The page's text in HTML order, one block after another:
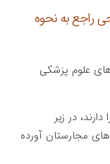
راجع به نحوه
علوم پزشکی
در زیر
مجارستان آورده